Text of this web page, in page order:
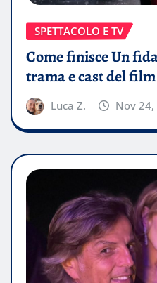
SPETTACOLO E TV
Come finisce Un
trama e cast del
Luca Z. Nov 24,